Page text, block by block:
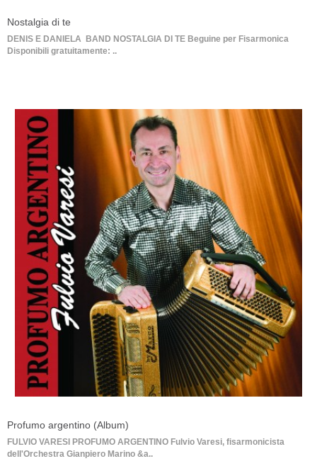
Nostalgia di te
DENIS E DANIELA BAND NOSTALGIA DI TE Beguine per Fisarmonica
Disponibili gratuitamente: ..
Profumo argentino (Album)
FULVIO VARESI PROFUMO ARGENTINO Fulvio Varesi, fisarmonicista
dell'Orchestra Gianpiero Marino &a..